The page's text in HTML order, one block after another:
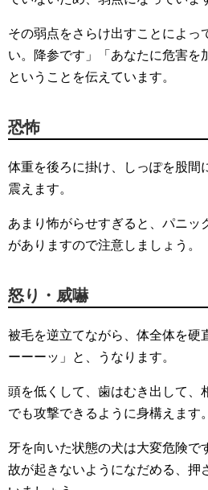
その弱点をさらけ出すことによっ
い。降参です」「あなたに危害を
ということを伝えています。
恐怖
体重を後ろに掛け、しっぽを股間
震えます。
あまり怖がらせすぎると、パニッ
がありますので注意しましょう。
怒り・威嚇
被毛を逆立てながら、体全体を硬
ーーーッ」と、うなります。
頭を低くして、歯はむき出して、
でも攻撃できるように身構えます。
牙を向いた状態の犬は大変危険で
故が起きないようになだめる、押